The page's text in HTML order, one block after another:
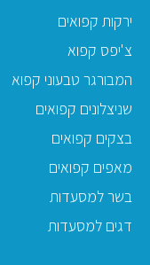
ירקות קפואים
צ'יפס קפוא
המבורגר טבעוני קפוא
שניצלונים קפואים
בצקים קפואים
מאפים קפואים
בשר למסעדות
דגים למסעדות